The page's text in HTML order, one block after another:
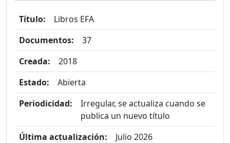
Título:
Libros EFA
Documentos:
37
Creada:
2018
Estado:
Abierta
Periodicidad:
Irregular, se actualiza cuando se
publica un nuevo título
Última actualización:
Julio 2026